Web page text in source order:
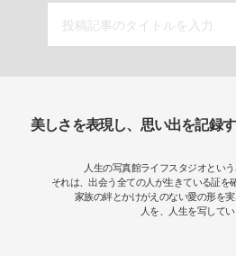
美しさを表現し、思い出を記録
人生の写真館ライフスタジオという
それは、出会う全ての人が生きている証を
家族の絆とかけがえのない愛の形を実
人を、人生を写してい